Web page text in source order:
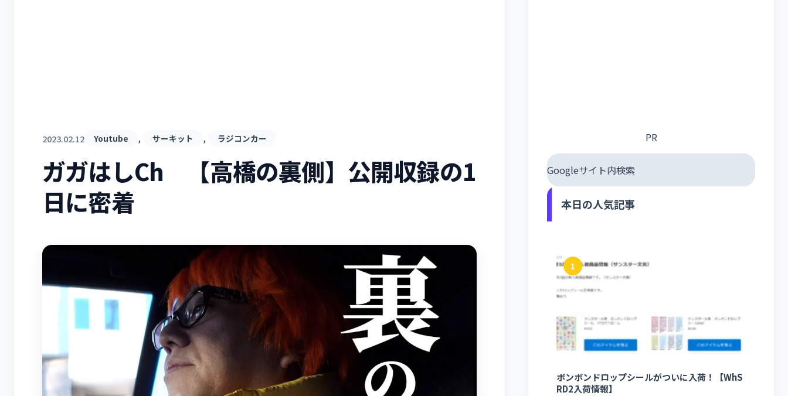
2023.02.12 Youtube , サーキット , ラジコンカー
ガガはしCh 【高橋の裏側】公開収録の1
日に密着
PR
Googleサイト内検索
本日の人気記事
1
ボンボンドロップシールがついに入荷！【WhS
RD2入荷情報】